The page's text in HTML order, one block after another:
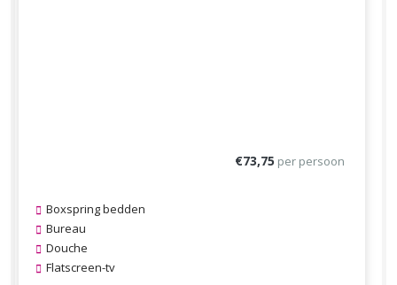
€73,75 per persoon
Boxspring bedden
Bureau
Douche
Flatscreen-tv